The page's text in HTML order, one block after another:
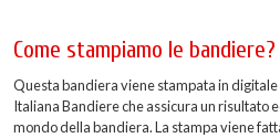
Come stampiamo le bandiere?
Questa bandiera viene stampata in
Italiana Bandiere che assicura un risultato
mondo della bandiera. La stampa viene